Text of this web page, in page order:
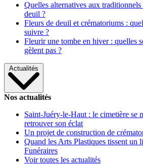
Quelles alternatives aux
deuil ?
Fleurs de deuil et crématoriums :
suivre ?
Fleurir une tombe en hiver : quelles
gèlent pas ?
Actualités
Nos actualités
Saint-Juéry-le-Haut : le cimetière se
retrouver son éclat
Un projet de construction de
Quand les Arts Plastiques tissent un
Funéraires
Voir toutes les actualités